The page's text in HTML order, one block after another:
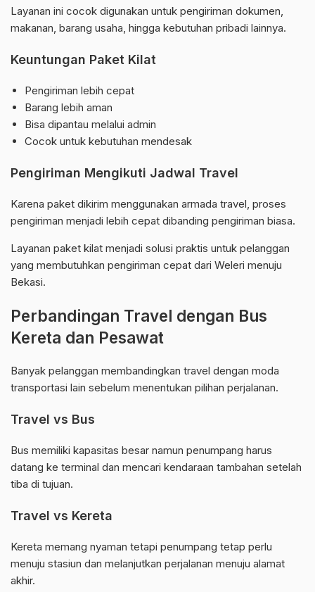
Layanan ini cocok digunakan untuk pengiriman dokumen,
makanan, barang usaha, hingga kebutuhan pribadi lainnya.
Keuntungan Paket Kilat
Pengiriman lebih cepat
Barang lebih aman
Bisa dipantau melalui admin
Cocok untuk kebutuhan mendesak
Pengiriman Mengikuti Jadwal Travel
Karena paket dikirim menggunakan armada travel, proses
pengiriman menjadi lebih cepat dibanding pengiriman biasa.
Layanan paket kilat menjadi solusi praktis untuk pelanggan
yang membutuhkan pengiriman cepat dari Weleri menuju
Bekasi.
Perbandingan Travel dengan Bus
Kereta dan Pesawat
Banyak pelanggan membandingkan travel dengan moda
transportasi lain sebelum menentukan pilihan perjalanan.
Travel vs Bus
Bus memiliki kapasitas besar namun penumpang harus
datang ke terminal dan mencari kendaraan tambahan setelah
tiba di tujuan.
Travel vs Kereta
Kereta memang nyaman tetapi penumpang tetap perlu
menuju stasiun dan melanjutkan perjalanan menuju alamat
akhir.